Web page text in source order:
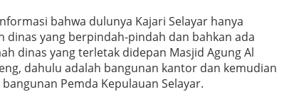
bahwa dulunya Kajari Selayar hanya
dinas yang berpindah-pindah dan bahkan ada
dinas yang terletak didepan Masjid Agung Al
dahulu adalah bangunan kantor dan kemudian
Pemda Kepulauan Selayar.